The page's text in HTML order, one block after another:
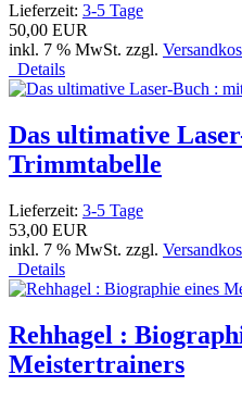
Lieferzeit: 3-5 Tage
50,00 EUR
inkl. 7 % MwSt. zzgl.
Details
Das ultimative
Trimmtabelle
Lieferzeit: 3-5 Tage
53,00 EUR
inkl. 7 % MwSt. zzgl.
Details
Rehhagel :
Meistertrainers